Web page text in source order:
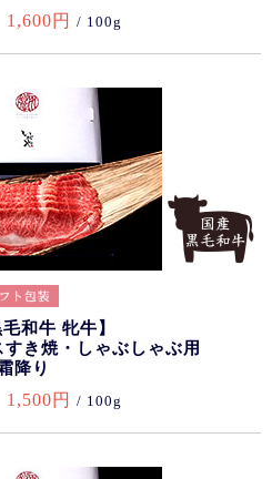
1,600円 / 100g
毛和牛 牝牛】
き焼・しゃぶしゃぶ用
降り
1,500円 / 100g